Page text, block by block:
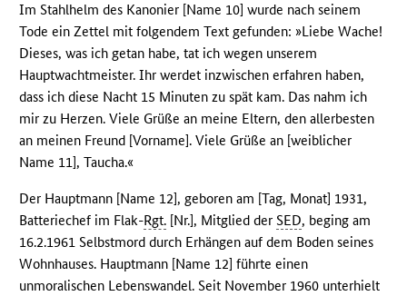
Im Stahlhelm des Kanonier [Name 10] wurde nach seinem
Tode ein Zettel mit folgendem Text gefunden: »Liebe Wache!
Dieses, was ich getan habe, tat ich wegen unserem
Hauptwachtmeister. Ihr werdet inzwischen erfahren haben,
dass ich diese Nacht 15 Minuten zu spät kam. Das nahm ich
mir zu Herzen. Viele Grüße an meine Eltern, den allerbesten
an meinen Freund [Vorname]. Viele Grüße an [weiblicher
Name 11], Taucha.«
Der Hauptmann [Name 12], geboren am [Tag, Monat] 1931,
Batteriechef im Flak-Rgt. [Nr.], Mitglied derSED, beging am
16.2.1961 Selbstmord durch Erhängen auf dem Boden seines
Wohnhauses. Hauptmann [Name 12] führte einen
unmoralischen Lebenswandel. Seit November 1960 unterhielt